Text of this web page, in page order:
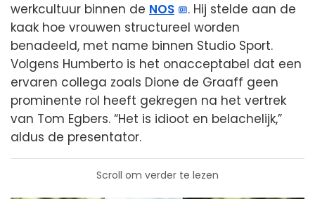
werkcultuur binnen de NOS
. Hij stelde aan de
kaak hoe vrouwen structureel worden
benadeeld, met name binnen Studio Sport.
Volgens Humberto is het onacceptabel dat een
ervaren collega zoals Dione de Graaff geen
prominente rol heeft gekregen na het vertrek
van Tom Egbers. “Het is idioot en belachelijk,”
aldus de presentator.
Scroll om verder te lezen